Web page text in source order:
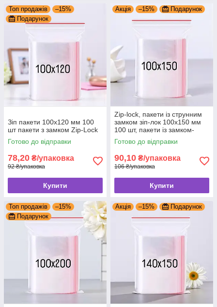
Топ продажів
–15%
Подарунок
Зіп пакети 100x120 мм 100
шт пакети з замком Zip-Lock
Готово до відправки
78,20 ₴/упаковка
92 ₴/упаковка
Купити
Акція –15% Подарунок
Zip-lock, пакети із струнним
замком зіп-лок 100x150 мм
100 шт, пакети із замком-
застібкою zip-lock, грипери
Готово до відправки
90,10 ₴/упаковка
106 ₴/упаковка
Купити
Топ продажів
–15%
Подарунок
Акція –15% Подарунок